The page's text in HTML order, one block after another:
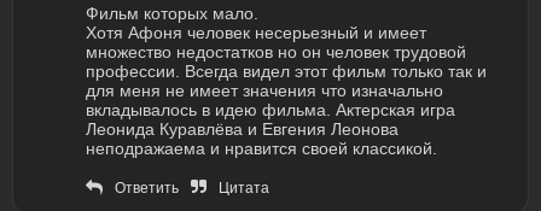
Фильм которых мало.
Хотя Афоня человек несерьезный и имеет
множество недостатков но он человек трудовой
профессии. Всегда видел этот фильм только так и
для меня не имеет значения что изначально
вкладывалось в идею фильма. Актерская игра
Леонида Куравлёва и Евгения Леонова
неподражаема и нравится своей классикой.
Ответить Цитата